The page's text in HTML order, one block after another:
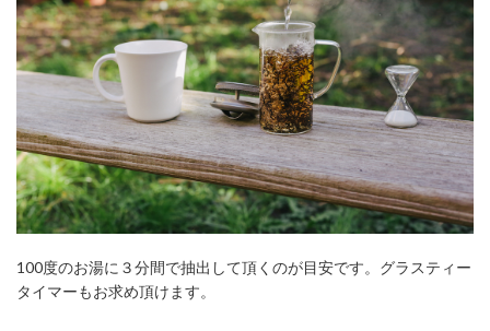
100度のお湯に３分間で抽出して頂くのが目安です。グラスティー
タイマーもお求め頂けます。